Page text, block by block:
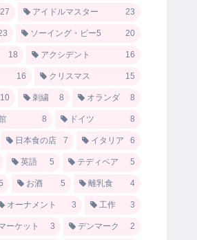
27 アイドルマスター 23
ソーイング・ビー5 20
18 アクシデント 16
16 クリスマス 15
10 刺繍 8 オランダ 8
8 ドイツ 8
日本食の店 7 イタリア 6
英語 5 テディベア 5
お酒 5 離乳食 4
オーナメント 3 工作 3
ーケット 3 デンマーク 2